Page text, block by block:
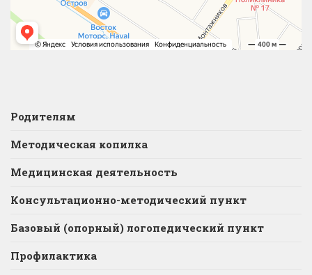
Родителям
Методическая копилка
Медицинская деятельность
Консультационно-методический пункт
Базовый (опорный) логопедический пункт
Профилактика